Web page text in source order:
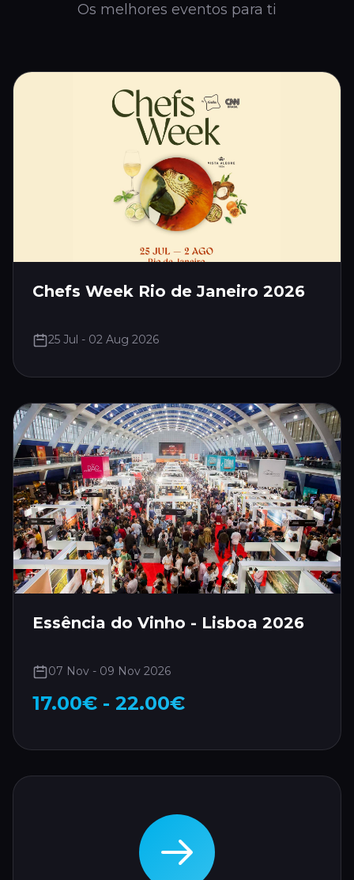
Os melhores eventos para ti
Chefs Week Rio de Janeiro 2026
25 Jul - 02 Aug 2026
Essência do Vinho - Lisboa 2026
07 Nov - 09 Nov 2026
17.00€ - 22.00€